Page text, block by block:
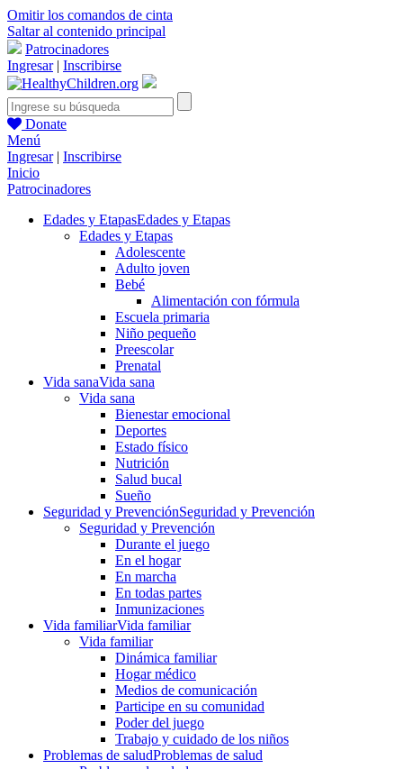
Omitir los comandos de cinta
Saltar al contenido principal
Patrocinadores
Ingresar| Inscribirse
Donate
Menú
Ingresar| Inscribirse
Inicio
Patrocinadores
Edades y EtapasEdades y Etapas
Edades y Etapas
Adolescente
Adulto joven
Bebé
Alimentación con fórmula
Escuela primaria
Niño pequeño
Preescolar
Prenatal
Vida sanaVida sana
Vida sana
Bienestar emocional
Deportes
Estado físico
Nutrición
Salud bucal
Sueño
Seguridad y PrevenciónSeguridad y Prevención
Seguridad y Prevención
Durante el juego
En el hogar
En marcha
En todas partes
Inmunizaciones
Vida familiarVida familiar
Vida familiar
Dinámica familiar
Hogar médico
Medios de comunicación
Participe en su comunidad
Poder del juego
Trabajo y cuidado de los niños
Problemas de saludProblemas de salud